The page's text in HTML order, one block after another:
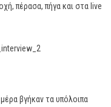
πέρασα, πήγα και στα live
βγήκαν τα υπόλοιπα